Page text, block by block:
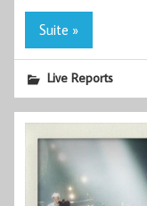
Suite »
Live Reports